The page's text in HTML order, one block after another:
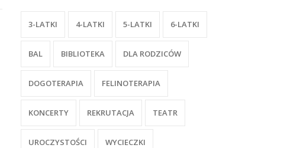
3-LATKI 4-LATKI 5-LATKI 6-LATKI
BAL BIBLIOTEKA DLA RODZICÓW
DOGOTERAPIA FELINOTERAPIA
KONCERTY REKRUTACJA TEATR
UROCZYSTOŚCI WYCIECZKI